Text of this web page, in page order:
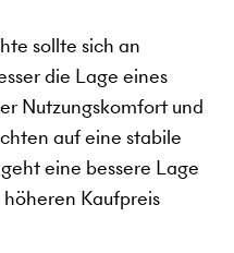
sollte sich an
die Lage eines
Nutzungskomfort und
auf eine stabile
eine bessere Lage
Kaufpreis